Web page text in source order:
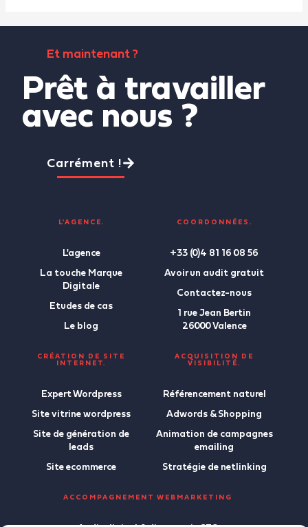
Et maintenant ?
Prêt à travailler
avec nous ?
Carrément !
L'AGENCE.
L'agence
La touche Marque
Digitale
Etudes de cas
Le blog
COORDONNÉES.
+33 (0)4 81 16 08 56
Avoir un audit gratuit
Contactez-nous
1 rue Jean Bertin
26000 Valence
CRÉATION DE SITE
INTERNET.
Expert Wordpress
Site vitrine wordpress
Site de génération de
leads
Site ecommerce
ACQUISITION DE
VISIBILITÉ.
Référencement naturel
Adwords & Shopping
Animation de campagnes
emailing
Stratégie de netlinking
ACCOMPAGNEMENT WEBMARKETING